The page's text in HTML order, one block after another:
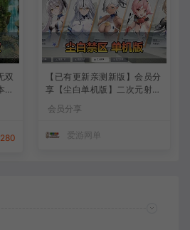
双
280
【已有更新亲测新版】会员分
享【尘白单机版】二次元射击
类网游单机版一键端
会员分享
爱游网单